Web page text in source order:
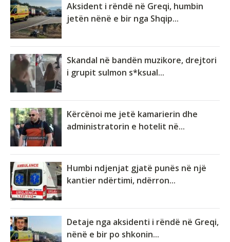
Aksident i rëndë në Greqi, humbin
jetën nënë e bir nga Shqip...
Skandal në bandën muzikore, drejtori
i grupit sulmon s*ksual...
Kërcënoi me jetë kamarierin dhe
administratorin e hotelit në...
Humbi ndjenjat gjatë punës në një
kantier ndërtimi, ndërron...
Detaje nga aksidenti i rëndë në Greqi,
nënë e bir po shkonin...